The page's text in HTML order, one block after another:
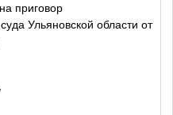
приговор
Ульяновской области от